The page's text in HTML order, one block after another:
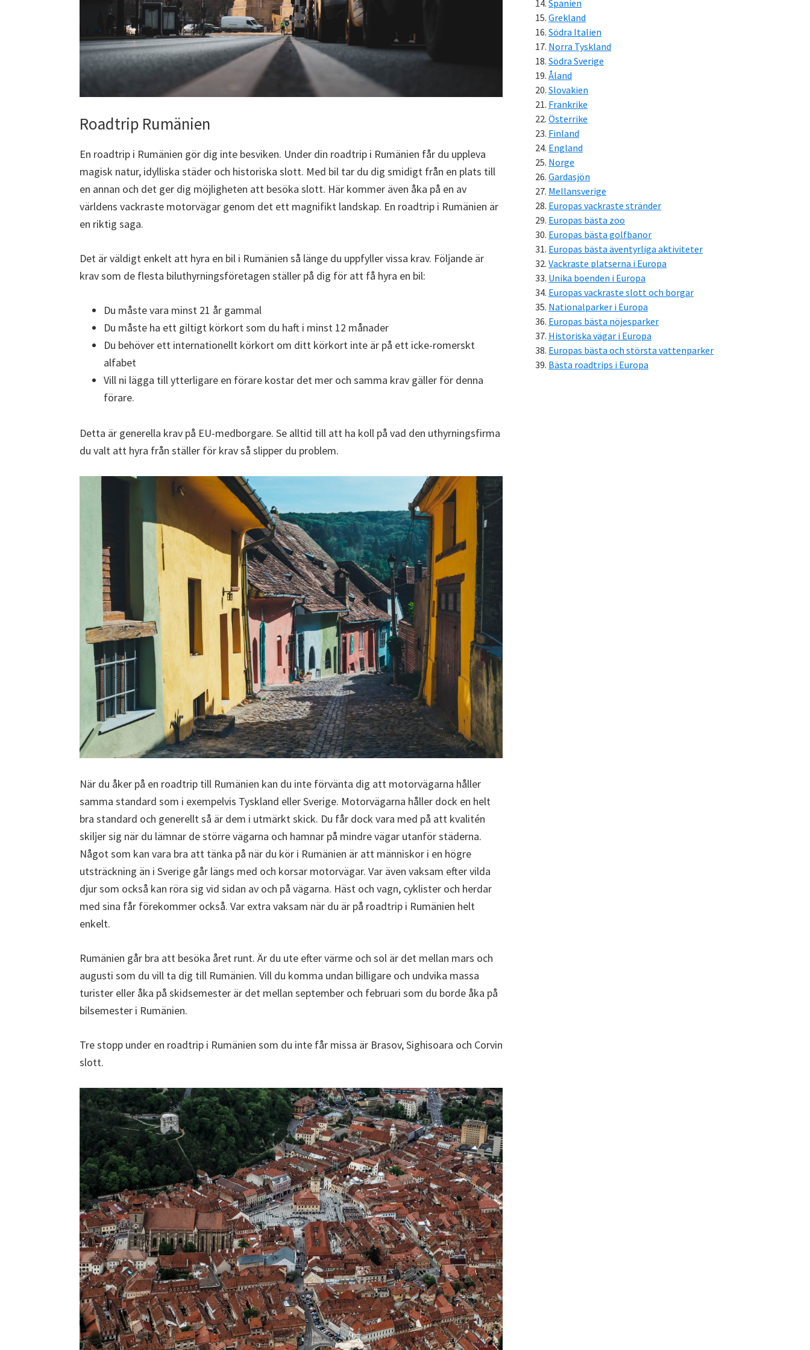
Roadtrip Rumänien
En roadtrip i Rumänien gör dig inte besviken. Under din roadtrip i Rumänien får du uppleva
magisk natur, idylliska städer och historiska slott. Med bil tar du dig smidigt från en plats till
en annan och det ger dig möjligheten att besöka slott. Här kommer även åka på en av
världens vackraste motorvägar genom det ett magnifikt landskap. En roadtrip i Rumänien är
en riktig saga.
Det är väldigt enkelt att hyra en bil i Rumänien så länge du uppfyller vissa krav. Följande är
krav som de flesta biluthyrningsföretagen ställer på dig för att få hyra en bil:
Du måste vara minst 21 år gammal
Du måste ha ett giltigt körkort som du haft i minst 12 månader
Du behöver ett internationellt körkort om ditt körkort inte är på ett icke-romerskt
alfabet
Vill ni lägga till ytterligare en förare kostar det mer och samma krav gäller för denna
förare.
Detta är generella krav på EU-medborgare. Se alltid till att ha koll på vad den uthyrningsfirma
du valt att hyra från ställer för krav så slipper du problem.
När du åker på en roadtrip till Rumänien kan du inte förvänta dig att motorvägarna håller
samma standard som i exempelvis Tyskland eller Sverige. Motorvägarna håller dock en helt
bra standard och generellt så är dem i utmärkt skick. Du får dock vara med på att kvalitén
skiljer sig när du lämnar de större vägarna och hamnar på mindre vägar utanför städerna.
Något som kan vara bra att tänka på när du kör i Rumänien är att människor i en högre
utsträckning än i Sverige går längs med och korsar motorvägar. Var även vaksam efter vilda
djur som också kan röra sig vid sidan av och på vägarna. Häst och vagn, cyklister och herdar
med sina får förekommer också. Var extra vaksam när du är på roadtrip i Rumänien helt
enkelt.
Rumänien går bra att besöka året runt. Är du ute efter värme och sol är det mellan mars och
augusti som du vill ta dig till Rumänien. Vill du komma undan billigare och undvika massa
turister eller åka på skidsemester är det mellan september och februari som du borde åka på
bilsemester i Rumänien.
Tre stopp under en roadtrip i Rumänien som du inte får missa är Brasov, Sighisoara och Corvin
slott.
Spanien
Grekland
Södra Italien
Norra Tyskland
Södra Sverige
Åland
Slovakien
Frankrike
Österrike
Finland
England
Norge
Gardasjön
Mellansverige
Europas vackraste stränder
Europas bästa zoo
Europas bästa golfbanor
Europas bästa äventyrliga aktiviteter
Vackraste platserna i Europa
Unika boenden i Europa
Europas vackraste slott och borgar
Nationalparker i Europa
Europas bästa nöjesparker
Historiska vägar i Europa
Europas bästa och största vattenparker
Bästa roadtrips i Europa